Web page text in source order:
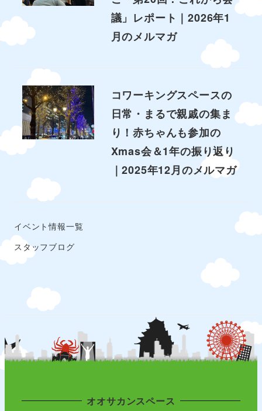
議」レポート｜2026年1
月のメルマガ
コワーキングスペースの
日常・まるで親戚の集ま
り！赤ちゃんも参加の
Xmas会＆1年の振り返り
｜2025年12月のメルマガ
イベント情報一覧
スタッフブログ
オオサカンスペース